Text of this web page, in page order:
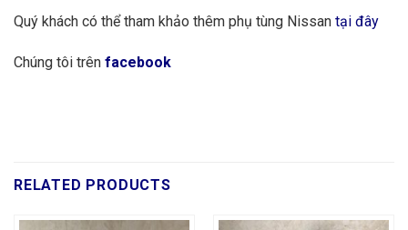
Quý khách có thể tham khảo thêm phụ tùng Nissan tại đây
Chúng tôi trên facebook
RELATED PRODUCTS